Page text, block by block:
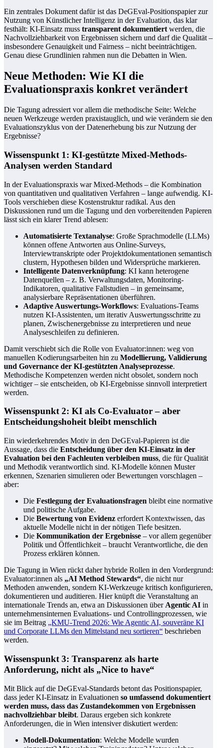
Ein zentrales Dokument dafür ist das DeGEval-Positionspapier zur
Nutzung von Künstlicher Intelligenz in der Evaluation, das klar
festhält: KI-Einsatz muss transparent dokumentiertwerden, die
Nachvollziehbarkeit von Ergebnissen sichern und darf die Qualität –
insbesondere Genauigkeit und Fairness – nicht beeinträchtigen.
Genau diese Grundlinien rahmen nun die Debatten in Wien.
Neue Methoden: Wie KI die
Evaluationspraxis konkret verändert
Die Tagung adressiert vor allem die methodische Seite: Welche
neuen Werkzeuge werden praxistauglich, und wie verändern sie den
Evaluationszyklus von der Datenerhebung bis zur Nutzung der
Ergebnisse?
Wissenspunkt 1: KI-gestützte Mixed-Methods-
Analysen werden Standard
In der Evaluationspraxis war Mixed-Methods – die Kombination
von quantitativen und qualitativen Verfahren – lange aufwendig. KI-
Tools verschieben diese Kostenstruktur radikal. Aus den
Diskussionen rund um die Tagung und den vorbereitenden Papieren
lässt sich ein klarer Trend ablesen:
Automatisierte Textanalyse: Große Sprachmodelle (LLMs)
können offene Antworten aus Online-Surveys,
Interviewtranskripte oder Projektdokumentationen semantisch
clustern, Hypothesen bilden und Widersprüche markieren.
Intelligente Datenverknüpfung: KI kann heterogene
Datenquellen – z. B. Verwaltungsdaten, Monitoring-
Indikatoren, qualitative Fallstudien – in gemeinsame,
analysierbare Repräsentationen überführen.
Adaptive Auswertungs-Workflows: Evaluations-Teams
nutzen KI-Assistenten, um iterativ Auswertungsschritte zu
planen, Zwischenergebnisse zu interpretieren und neue
Analyseschleifen zu definieren.
Damit verschiebt sich die Rolle von Evaluator:innen: weg von
manuellen Kodierungsarbeiten hin zu Modellierung, Validierung
und Governance der KI-gestützten Analyseprozesse.
Methodische Kompetenzen werden nicht obsolet, sondern noch
wichtiger – sie entscheiden, ob KI-Ergebnisse sinnvoll interpretiert
werden.
Wissenspunkt 2: KI als Co-Evaluator – aber
Entscheidungshoheit bleibt menschlich
Ein wiederkehrendes Motiv in den DeGEval-Papieren ist die
Aussage, dass die Entscheidung über den KI-Einsatz in der
Evaluation bei den Fachleuten verbleiben muss, die für Qualität
und Methodik verantwortlich sind. KI-Modelle können Muster
erkennen, Szenarien simulieren oder Bewertungen vorschlagen –
aber:
Die Festlegung der Evaluationsfragen bleibt eine normative
und politische Aufgabe.
Die Bewertung von Evidenz erfordert Kontextwissen, das
aktuelle Modelle nicht in der nötigen Tiefe besitzen.
Die Kommunikation der Ergebnisse – vor allem gegenüber
Politik und Öffentlichkeit – braucht Verantwortliche, die den
Prozess erklären können.
Die Tagung in Wien rückt daher hybride Rollen in den Vordergrund:
Evaluator:innen als „AI Method Stewards“, die nicht nur
Methoden anwenden, sondern KI-Werkzeuge kritisch konfigurieren,
dokumentieren und auditieren. Hier knüpft die Veranstaltung an
internationale Trends an, etwa an Diskussionen über Agentic AI in
unternehmensinternen Evaluations- und Controllingprozessen, wie
sie im Beitrag „KMU-Trend 2026: Wie Agentic AI, souveräne KI
und Corporate LLMs den Mittelstand neu sortieren“ beschrieben
werden.
Wissenspunkt 3: Transparenz als harte
Anforderung, nicht als „Nice to have“
Mit Blick auf die DeGEval-Standards betont das Positionspapier,
dass jeder KI-Einsatz in Evaluationen so umfassend dokumentiert
werden muss, dass das Zustandekommen von Ergebnissen
nachvollziehbar bleibt. Daraus ergeben sich konkrete
Anforderungen, die in Wien intensiver diskutiert werden:
Modell-Dokumentation: Welche Modelle wurden